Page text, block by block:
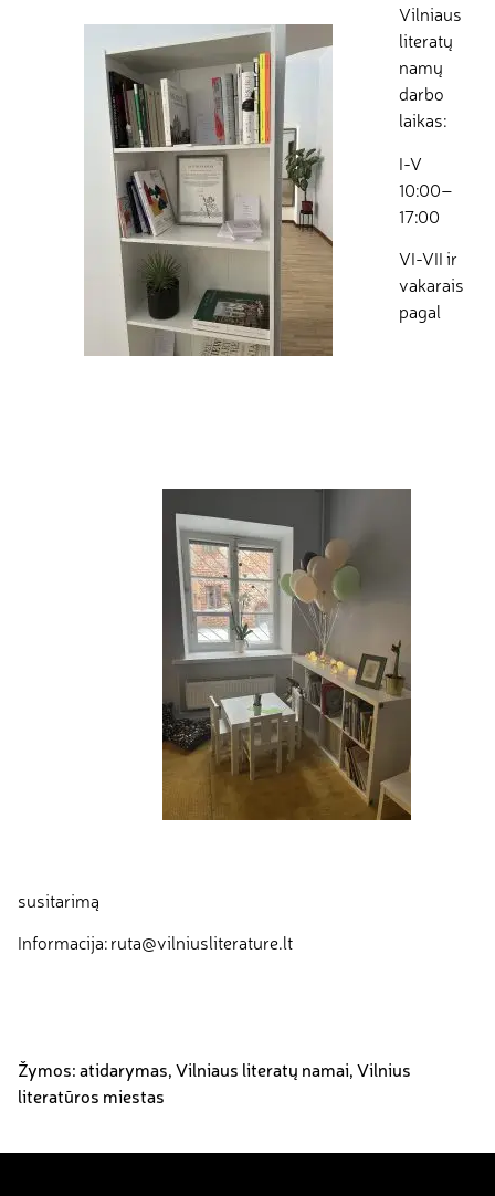
Vilniaus
literatų
namų
darbo
laikas:
I-V
10:00–
17:00
VI-VII ir
vakarais
pagal
susitarimą
Informacija: ruta@vilniusliterature.lt
Žymos:atidarymas,Vilniaus literatų namai,Vilnius
literatūros miestas